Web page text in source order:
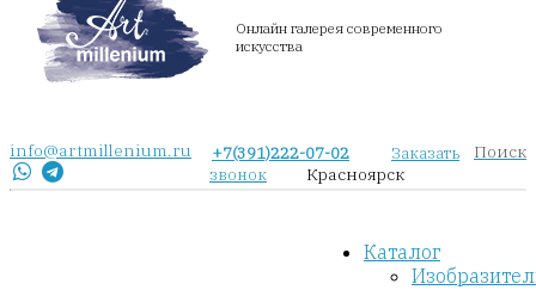
Онлайн галерея современного
искусства
info@artmillenium.ru +7(391)222-07-02
Заказать
звонок
Красноярск
Поиск
Каталог